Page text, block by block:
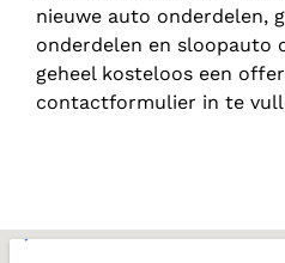
nieuwe auto onderdelen,
onderdelen en sloopauto
geheel kosteloos een
contactformulier in te